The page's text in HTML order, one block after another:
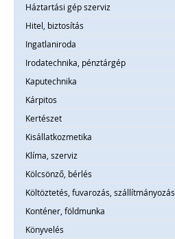
Háztartási gép szerviz
Hitel, biztosítás
Ingatlaniroda
Irodatechnika, pénztárgép
Kaputechnika
Kárpitos
Kertészet
Kisállatkozmetika
Klíma, szerviz
Kölcsönző, bérlés
Költöztetés, fuvarozás, szállítmányozás
Konténer, földmunka
Könyvelés